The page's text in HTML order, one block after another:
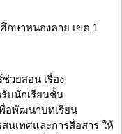
กษาหนองคาย เขต 1
วยสอน เรื่อง
บนักเรียนชั้น
อพัฒนาบทเรียน
นเทศและการสื่อสาร ให้